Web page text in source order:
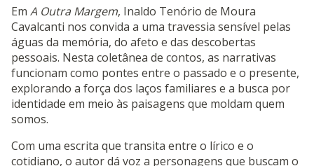
Em A Outra Margem, Inaldo Tenório de Moura
Cavalcanti nos convida a uma travessia sensível pelas
águas da memória, do afeto e das descobertas
pessoais. Nesta coletânea de contos, as narrativas
funcionam como pontes entre o passado e o presente,
explorando a força dos laços familiares e a busca por
identidade em meio às paisagens que moldam quem
somos.
Com uma escrita que transita entre o lírico e o
cotidiano, o autor dá voz a personagens que buscam o